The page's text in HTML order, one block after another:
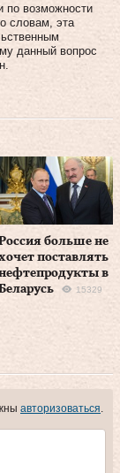
по возможности
словам, эта
данный вопрос
больше не
поставлять
в
15329
авторизоваться.